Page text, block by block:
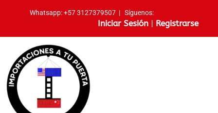
Whatsapp:+57 3127379507 |Síguenos:
Iniciar Sesión | Registrarse